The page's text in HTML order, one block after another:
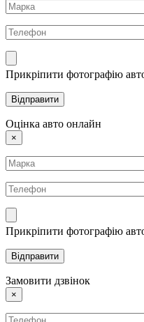
Прикріпити фотографію
Оцінка авто онлайн
×
Прикріпити фотографію
Замовити дзвінок
×